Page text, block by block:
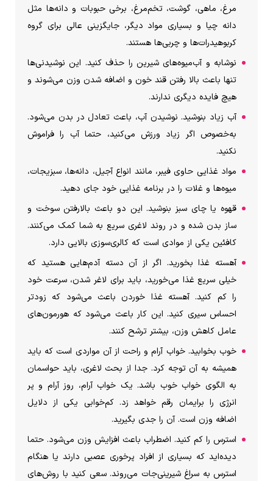
مرغ، ماهی، گوشت، تخم‌مرغ، برخی حبوبات و دانه‌ها مثل
دانه چیا و بسیاری مواد دیگر، جایگزینی عالی برای گروه
کربوهیدرات‌ها و چربی‌ها هستند.
نوشابه و آب‌میوه‌های شیرین را حذف کنید. این نوشیدنی‌ها
تنها باعث بالا رفتن قند خون و اضافه شدن وزن می‌شوند و
هیچ فایده دیگری ندارند.
آب زیاد بنوشید. نوشیدن آب،‌ باعث تعادل در بدن می‌شود.
به‌خصوص اگر زیاد ورزش می‌کنید، حتما آب را فراموش
نکنید.
مواد غذایی حاوی فیبر،‌ مانند انواع آجیل، دانه‌ها، سبزیجات،
میوه‌ها و غلات را در برنامه غذایی خود جای دهید.
قهوه یا چای سبز بنوشید. این دو باعث بالارفتن سوخت و
ساز بدن شده و در روند لاغری سریع به شما کمک می‌کنند.
کافئین یکی از موادی است که کالری‌سوزی بالایی دارد.
آهسته غذا بخورید. اگر از آن دسته آدم‌هایی هستید که
خیلی سریع غذا می‌خورید، باید برای لاغر شدن، سرعت خود
را کم کنید. آهسته غذا خوردن باعث می‌شود که زودتر
احساس سیری کنید. این کار باعث می‌شود که هورمون‌های
عامل کاهش وزن، بیشتر ترشح کنند.
خوب بخوابید. خواب آرام و راحت از آن مواردی است که باید
همیشه به آن توجه کرد. جدا از بحث لاغری، باید حواسمان
به الگوی خواب خوب باشد. یک خواب آرام، روز آرام و پر
انرژی را برایمان رقم خواهد زد. کم‌خوابی یکی از دلایل
اضافه وزن است. آن‌ را جدی بگیرید.
استرس را کم کنید. اضطراب باعث افزایش وزن می‌شود. حتما
دیده‌اید که بسیاری از افراد پرخوری عصبی دارند یا هنگام
استرس به سراغ شیرینی‌جات می‌روند. سعی کنید با روش‌های